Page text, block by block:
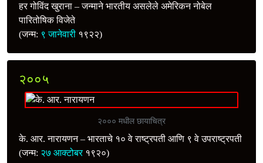
हर गोविंद खुराना – जन्माने भारतीय असलेले अमेरिकन नोबेल
पारितोषिक विजेते
(जन्म: ९ जानेवारी १९२२)
२००५
२००० मधील छायाचित्र
के. आर. नारायणन – भारताचे १० वे राष्ट्रपती आणि ९ वे उपराष्ट्रपती
(जन्म: २७ आक्टोबर१९२०)